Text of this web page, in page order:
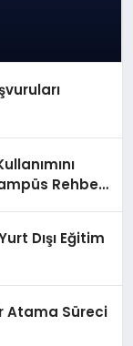
Rehberi
Dışı Eğitim
Atama Süreci